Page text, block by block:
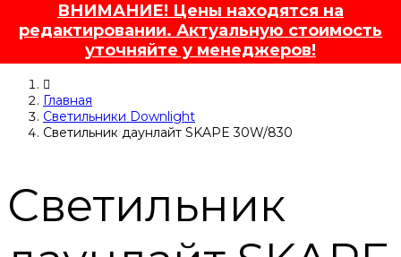
ВНИМАНИЕ! Цены находятся на
редактировании. Актуальную стоимость
уточняйте у менеджеров!
Главная
Светильники Downlight
Светильник даунлайт SKAPE 30W/830
Светильник